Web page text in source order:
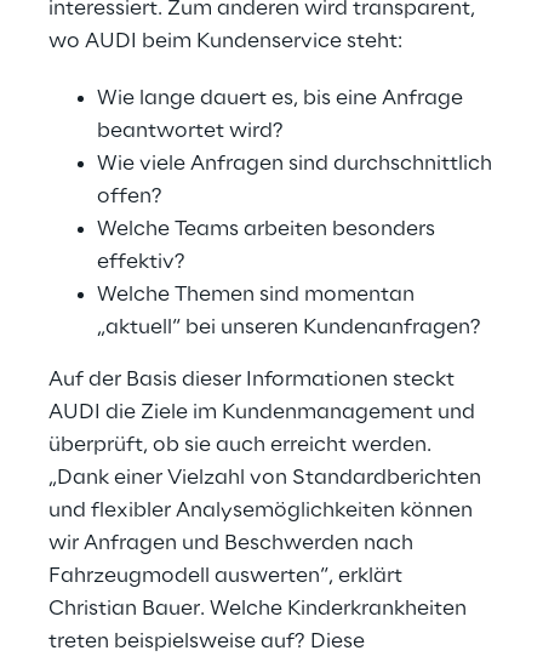
interessiert. Zum anderen wird transparent,
wo AUDI beim Kundenservice steht:
Wie lange dauert es, bis eine Anfrage
beantwortet wird?
Wie viele Anfragen sind durchschnittlich
offen?
Welche Teams arbeiten besonders
effektiv?
Welche Themen sind momentan
„aktuell“ bei unseren Kundenanfragen?
Auf der Basis dieser Informationen steckt
AUDI die Ziele im Kundenmanagement und
überprüft, ob sie auch erreicht werden.
„Dank einer Vielzahl von Standardberichten
und flexibler Analysemöglichkeiten können
wir Anfragen und Beschwerden nach
Fahrzeugmodell auswerten“, erklärt
Christian Bauer. Welche Kinderkrankheiten
treten beispielsweise auf? Diese